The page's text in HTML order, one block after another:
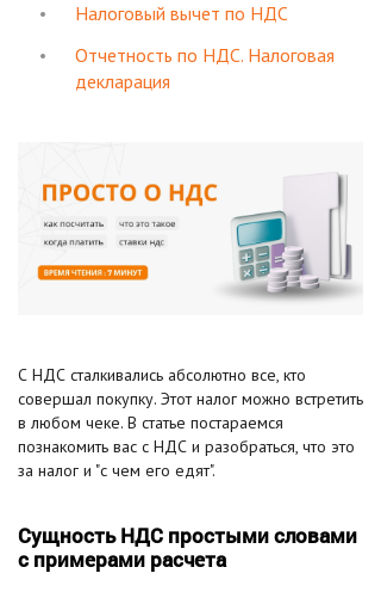
Налоговый вычет по НДС
Отчетность по НДС. Налоговая
декларация
С НДС сталкивались абсолютно все, кто
совершал покупку. Этот налог можно встретить
в любом чеке. В статье постараемся
познакомить вас с НДС и разобраться, что это
за налог и "с чем его едят".
Сущность НДС простыми словами
с примерами расчета